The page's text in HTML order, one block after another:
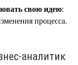
свою идею:
процесса.
аналитик